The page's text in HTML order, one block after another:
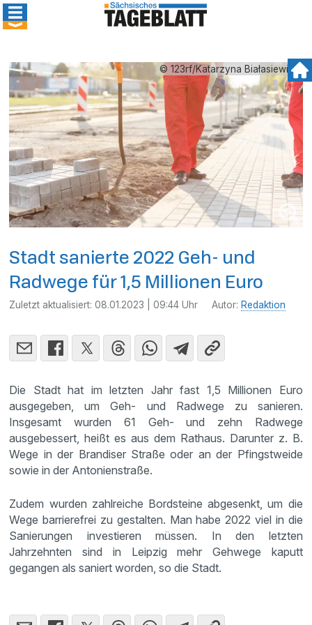
© 123rf/Katarzyna Białasiewicz
Stadt sanierte 2022 Geh- und
Radwege für 1,5 Millionen Euro
Zuletzt aktualisiert:08.01.2023 | 09:44 Uhr Autor: Redaktion
Die Stadt hat im letzten Jahr fast 1,5 Millionen Euro
ausgegeben, um Geh- und Radwege zu sanieren.
Insgesamt wurden 61 Geh- und zehn Radwege
ausgebessert, heißt es aus dem Rathaus. Darunter z. B.
Wege in der Brandiser Straße oder an der Pfingstweide
sowie in der Antonienstraße.
Zudem wurden zahlreiche Bordsteine abgesenkt, um die
Wege barrierefrei zu gestalten. Man habe 2022 viel in die
Sanierungen investieren müssen. In den letzten
Jahrzehnten sind in Leipzig mehr Gehwege kaputt
gegangen als saniert worden, so die Stadt.